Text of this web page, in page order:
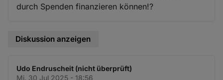
durch Spenden finanzieren können!?
Diskussion anzeigen
Udo Endruscheit (nicht überprüft)
Mi. 30 Jul 2025 - 18:56